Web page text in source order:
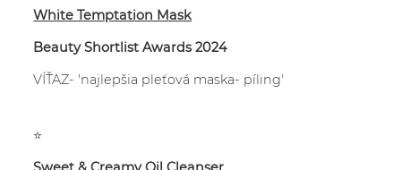
White Temptation Mask
Beauty Shortlist Awards 2024
VÍŤAZ- 'najlepšia pleťová maska- píling'
⭐